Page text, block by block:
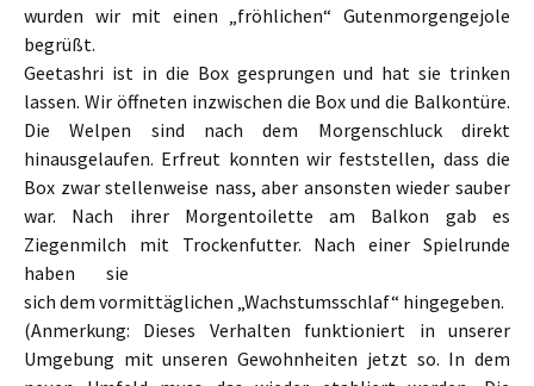
wurden wir mit einen „fröhlichen“ Gutenmorgengejole
begrüßt.
Geetashri ist in die Box gesprungen und hat sie trinken
lassen. Wir öffneten inzwischen die Box und die Balkontüre.
Die Welpen sind nach dem Morgenschluck direkt
hinausgelaufen. Erfreut konnten wir feststellen, dass die
Box zwar stellenweise nass, aber ansonsten wieder sauber
war. Nach ihrer Morgentoilette am Balkon gab es
Ziegenmilch mit Trockenfutter. Nach einer Spielrunde
haben sie
sich dem vormittäglichen „Wachstumsschlaf“ hingegeben.
(Anmerkung: Dieses Verhalten funktioniert in unserer
Umgebung mit unseren Gewohnheiten jetzt so. In dem